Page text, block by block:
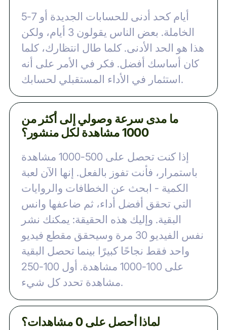
5-7 أيام كحد أدنى للحسابات الجديدة أو
الخاملة. بعض الناس يقولون 3 أيام، ولكن
هذا هو الحد الأدنى. كلما طال انتظارك، كلما
كان أساسك أفضل. فكر في الأمر على أنه
استثمار في الأداء المستقبلي لحسابك.
ما مدى سرعة وصولي إلى أكثر من
1000 مشاهدة لكل منشور؟
إذا كنت تحصل على 500-1000 مشاهدة
باستمرار، فأنت تفوز بالفعل. إنها الآن لعبة
الكمية - ابحث عن الخطافات والروايات
التي تحقق أفضل أداء، ثم ضاعفها وانس
البقية. وإليك هذه الحقيقة: يمكنك نشر
نفس الفيديو 30 مرة وسيحقق مقطع فيديو
واحد فقط نجاحًا كبيرًا بينما تحصل البقية
على 100-1000 مشاهدة. أول 100-250
مشاهدة تحدد كل شيء.
لماذا أحصل على 0 مشاهدات؟